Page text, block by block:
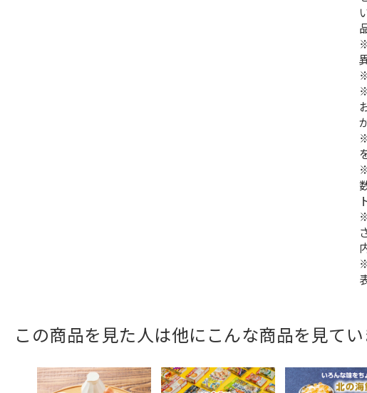
この商品を見た人は他にこんな商品を見てい